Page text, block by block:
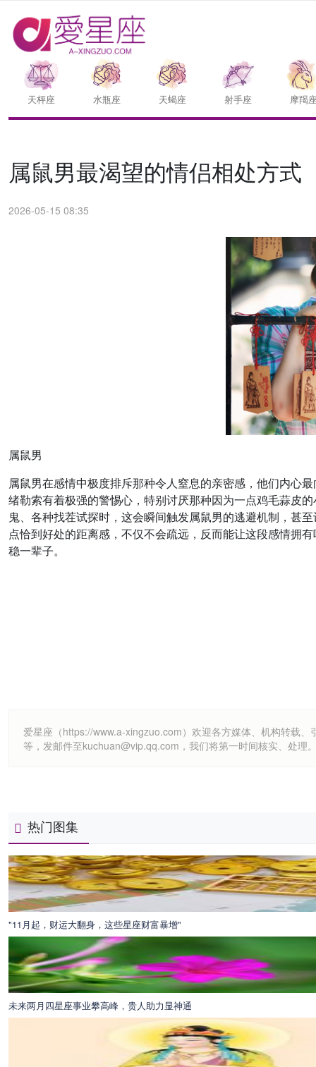
天枰座 水瓶座 天蝎座 射手座 摩羯
属鼠男最渴望的情侣相处方式
2026-05-15 08:35
属鼠男
属鼠男在感情中极度排斥那种令人窒息的亲密感，他们内心
绪勒索有着极强的警惕心，特别讨厌那种因为一点鸡毛蒜皮
鬼、各种找茬试探时，这会瞬间触发属鼠男的逃避机制，甚
点恰到好处的距离感，不仅不会疏远，反而能让这段感情拥
稳一辈子。
爱星座（https://www.a-xingzuo.com）欢迎各方媒体、机构转载
等，发邮件至kuchuan@vip.qq.com，我们将第一时间核实、处理
热门图集
"11月起，财运大翻身，这些星座财富暴增"
未来两月四星座事业攀高峰，贵人助力显神通